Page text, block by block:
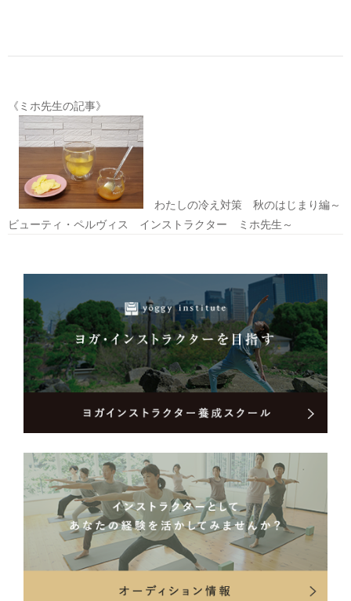
も心もメンテナンスできるよう、お手伝いしていきます。
studio yoggyビューティ・ぺルヴィス🄬ベーシックコース(BBC)修了
studio yoggyビューティ・ぺルヴィス🄬プロフェッショナルコース(BPC)
修了
studio yoggyビューティ・ぺルヴィス🄬マタニティ エキスパートコー
ス(BPME)修了
studio yoggyピラティス・ベーシック・トレーニングコース(PBTC)修了
Body Control Pilates ×studio yoggy公認 マタニティ・ピラティスインス
トラクター養成コース(MPP)修了
Peak Pilates インターミディエイトマット インストラクター
《ミホ先生の記事》
わたしの冷え対策 秋のはじまり編～
ビューティ・ペルヴィス インストラクター ミホ先生～